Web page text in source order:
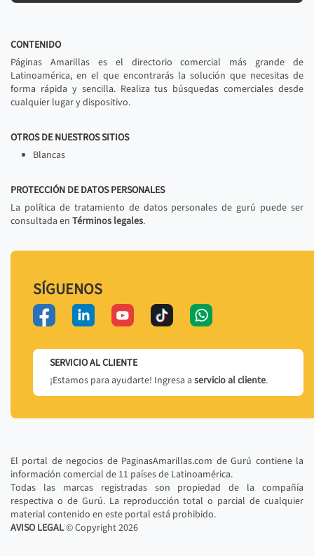
CONTENIDO
Páginas Amarillas es el directorio comercial más grande de
Latinoamérica, en el que encontrarás la solución que necesitas de
forma rápida y sencilla. Realiza tus búsquedas comerciales desde
cualquier lugar y dispositivo.
OTROS DE NUESTROS SITIOS
Blancas
PROTECCIÓN DE DATOS PERSONALES
La política de tratamiento de datos personales de gurú puede ser
consultada en Términos legales.
SÍGUENOS
SERVICIO AL CLIENTE
¡Estamos para ayudarte! Ingresa a servicio al cliente.
El portal de negocios de PaginasAmarillas.com de Gurú contiene la
información comercial de 11 países de Latinoamérica.
Todas las marcas registradas son propiedad de la compañía
respectiva o de Gurú. La reproducción total o parcial de cualquier
material contenido en este portal está prohibido.
AVISO LEGAL© Copyright2026